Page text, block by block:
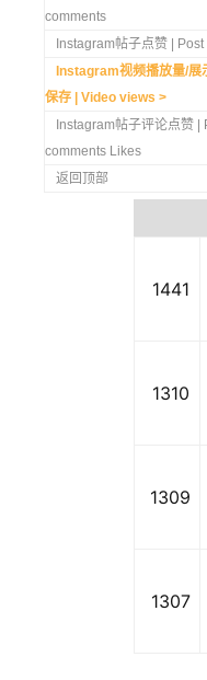
1298
1441
1310
1309
1307
comments
Instagram帖子点赞 |
Instagram视频播放量/展
保存 | Video views
Instagram帖子评论点赞 |
comments Likes
返回顶部